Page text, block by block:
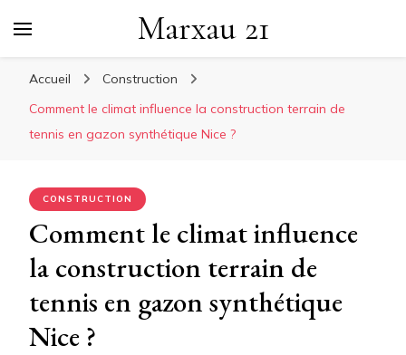
Marxau 21
Accueil
Construction
Comment le climat influence la construction terrain de
tennis en gazon synthétique Nice ?
CONSTRUCTION
Comment le climat influence
la construction terrain de
tennis en gazon synthétique
Nice ?